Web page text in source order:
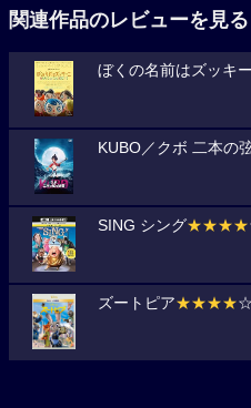
関連作品のレビューを見る
ぼくの名前はズッキ
KUBO／クボ 二本の
SING シング★★★★
ズートピア★★★★☆